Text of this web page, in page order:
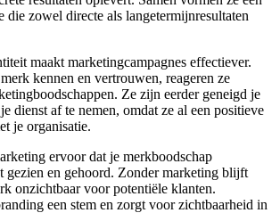
die zowel directe als langetermijnresultaten
maakt marketingcampagnes effectiever.
kennen en vertrouwen, reageren ze
Ze zijn eerder geneigd je
dienst af te nemen, omdat ze al een positieve
je organisatie.
ervoor dat je merkboodschap
en gehoord. Zonder marketing blijft
onzichtbaar voor potentiële klanten.
een stem en zorgt voor zichtbaarheid in